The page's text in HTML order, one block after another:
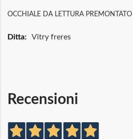
OCCHIALE DA LETTURA
MaggioriVitry freres
Recensioni